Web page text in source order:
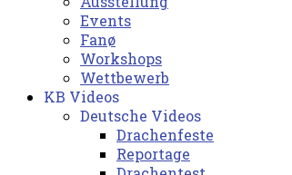
Events
Fanø
Workshops
Wettbewerb
KB Videos
Deutsche Videos
Drachenfeste
Reportage